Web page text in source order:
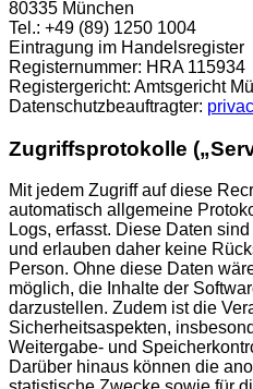
80335 München
Tel.: +49 (89) 1250 1004
Eintragung im Handelsregister
Registernummer: HRA 115934
Registergericht: Amtsgericht
Datenschutzbeauftragter:
Zugriffsprotokolle
Mit jedem Zugriff auf diese
automatisch allgemeine
Logs, erfasst. Diese Daten
und erlauben daher keine
Person. Ohne diese Daten
möglich, die Inhalte der
darzustellen. Zudem ist die
Sicherheitsaspekten,
Weitergabe- und
Darüber hinaus können die